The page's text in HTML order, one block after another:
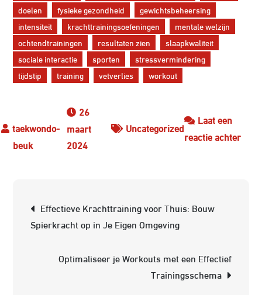
doelen
fysieke gezondheid
gewichtsbeheersing
intensiteit
krachttrainingsoefeningen
mentale welzijn
ochtendtrainingen
resultaten zien
slaapkwaliteit
sociale interactie
sporten
stressvermindering
tijdstip
training vetverlies workout
26
maart
2024
Uncategorized
Laat een
reactie achterop
Effectieve Krachttraining voor Thuis: Bouw
Spierkracht op in Je Eigen Omgeving
Optimaliseer je Workouts met een Effectief
Trainingsschema